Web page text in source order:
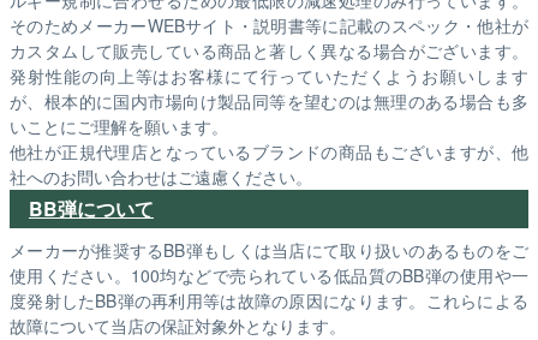
そのためメーカーWEBサイト・説明書等に記載のスペック・他社が
カスタムして販売している商品と著しく異なる場合がございます。
発射性能の向上等はお客様にて行っていただくようお願いします
が、根本的に国内市場向け製品同等を望むのは無理のある場合も多
いことにご理解を願います。
他社が正規代理店となっているブランドの商品もございますが、他
社へのお問い合わせはご遠慮ください。
BB弾について
メーカーが推奨するBB弾もしくは当店にて取り扱いのあるものをご
使用ください。100均などで売られている低品質のBB弾の使用や一
度発射したBB弾の再利用等は故障の原因になります。これらによる
故障について当店の保証対象外となります。